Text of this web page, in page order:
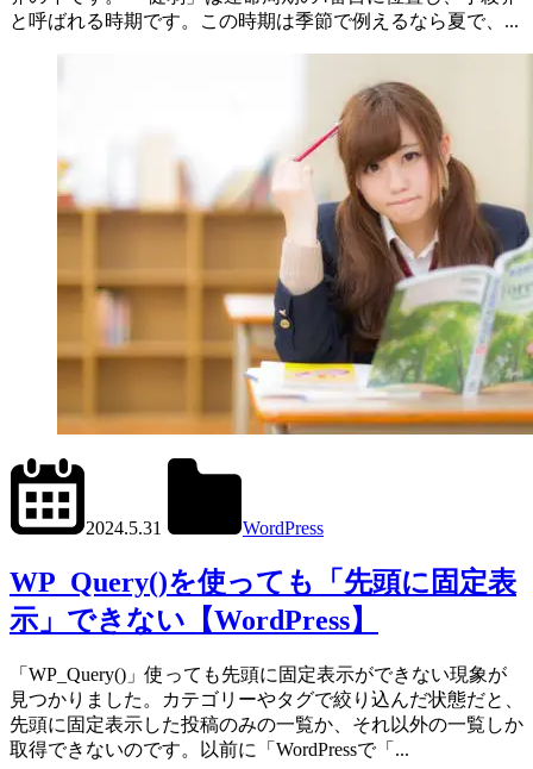
と呼ばれる時期です。この時期は季節で例えるなら夏で、...
2024.5.31
WordPress
WP_Query()を使っても「先頭に固定表
示」できない【WordPress】
「WP_Query()」使っても先頭に固定表示ができない現象が
見つかりました。カテゴリーやタグで絞り込んだ状態だと、
先頭に固定表示した投稿のみの一覧か、それ以外の一覧しか
取得できないのです。以前に「WordPressで「...